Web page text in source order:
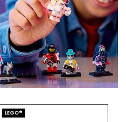
LEGO®